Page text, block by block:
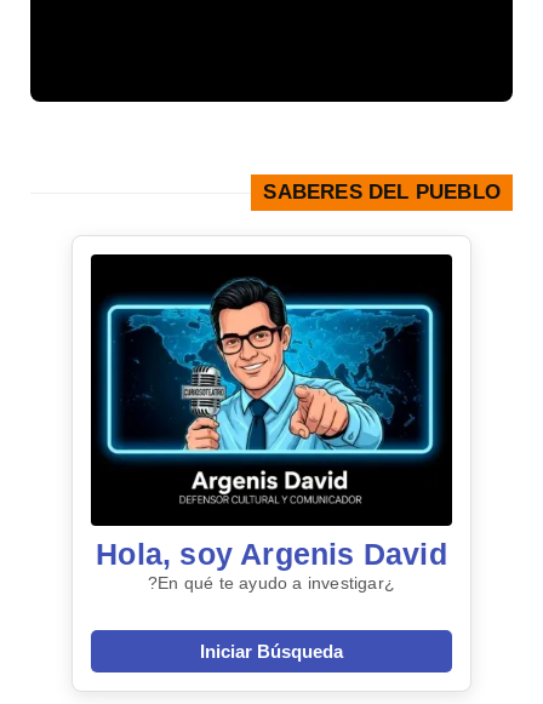
SABERES DEL PUEBLO
Hola, soy Argenis David
¿En qué te ayudo a investigar?
Iniciar Búsqueda